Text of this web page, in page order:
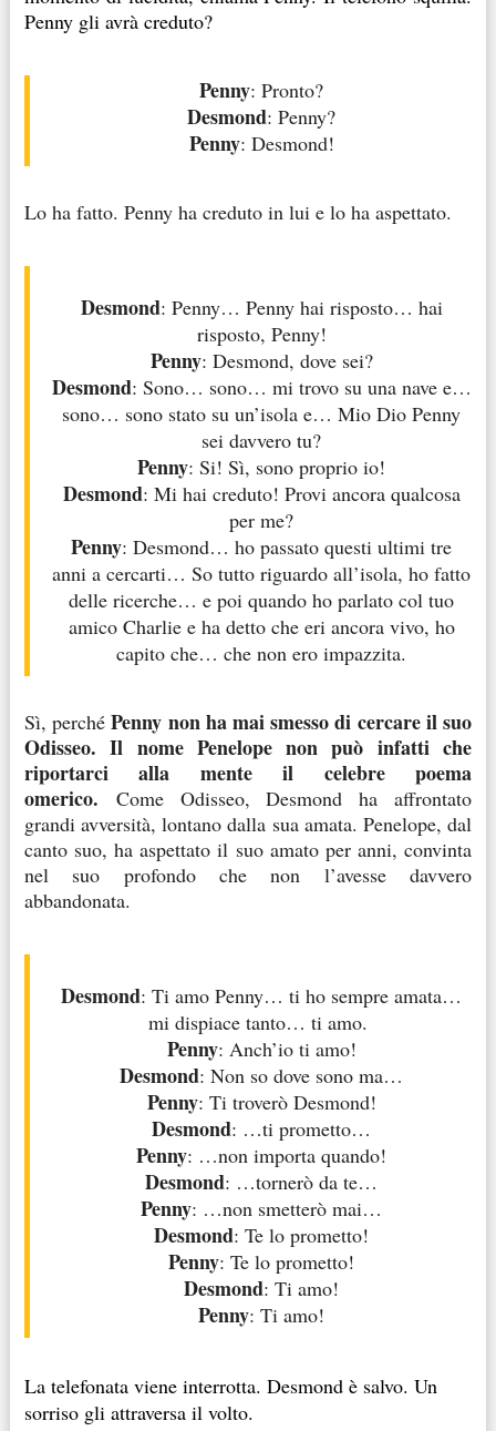
Penny gli avrà creduto?
Penny: Pronto?
Desmond: Penny?
Penny: Desmond!
Lo ha fatto. Penny ha creduto in lui e lo ha aspettato.
Desmond: Penny… Penny hai risposto… hai
risposto, Penny!
Penny: Desmond, dove sei?
Desmond: Sono… sono… mi trovo su una nave e…
sono… sono stato su un’isola e… Mio Dio Penny
sei davvero tu?
Penny: Si! Sì, sono proprio io!
Desmond: Mi hai creduto! Provi ancora qualcosa
per me?
Penny: Desmond… ho passato questi ultimi tre
anni a cercarti… So tutto riguardo all’isola, ho fatto
delle ricerche… e poi quando ho parlato col tuo
amico Charlie e ha detto che eri ancora vivo, ho
capito che… che non ero impazzita.
Sì, perchéPenny non ha mai smesso di cercare il suo
Odisseo. Il nome Penelope non può infatti che
riportarci alla mente il celebre poema
omerico. Come Odisseo, Desmond ha affrontato
grandi avversità, lontano dalla sua amata. Penelope, dal
canto suo, ha aspettato il suo amato per anni, convinta
nel suo profondo che non l’avesse davvero
abbandonata.
Desmond: Ti amo Penny… ti ho sempre amata…
mi dispiace tanto… ti amo.
Penny: Anch’io ti amo!
Desmond: Non so dove sono ma…
Penny: Ti troverò Desmond!
Desmond: …ti prometto…
Penny: …non importa quando!
Desmond: …tornerò da te…
Penny: …non smetterò mai…
Desmond: Te lo prometto!
Penny: Te lo prometto!
Desmond: Ti amo!
Penny: Ti amo!
La telefonata viene interrotta. Desmond è salvo. Un
sorriso gli attraversa il volto.